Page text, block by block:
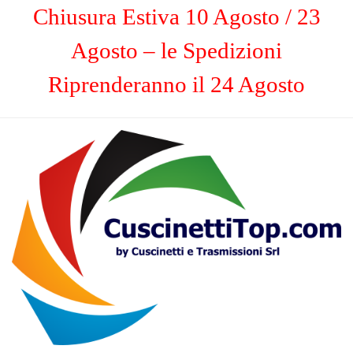
Chiusura Estiva 10 Agosto / 23
Agosto – le Spedizioni
Riprenderanno il 24 Agosto